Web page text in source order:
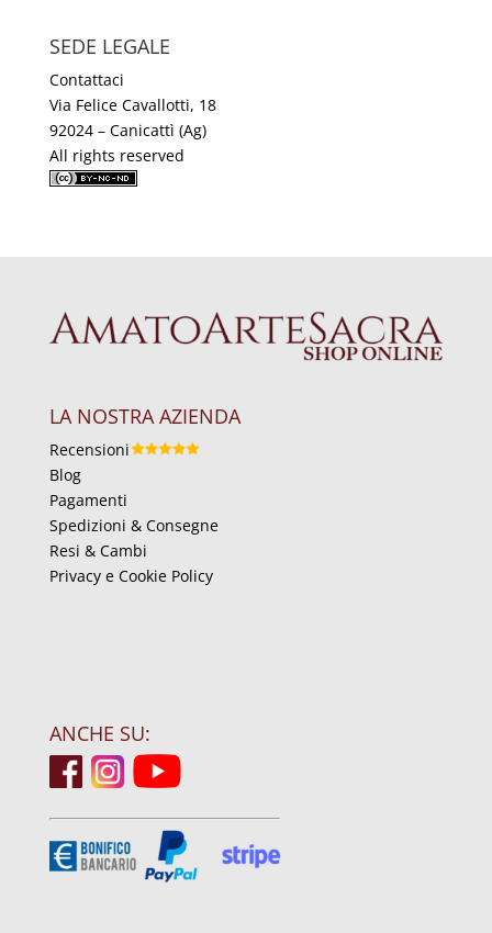
SEDE LEGALE
Contattaci
Via Felice Cavallotti, 18
92024 – Canicattì (Ag)
All rights reserved
LA NOSTRA AZIENDA
Recensioni
Blog
Pagamenti
Spedizioni & Consegne
Resi & Cambi
Privacy e Cookie Policy
ANCHE SU: